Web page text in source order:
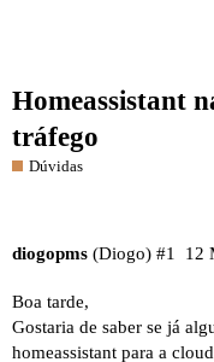
Homeassistant
tráfego
Dúvidas
diogopms (Diogo) 12
#1
Boa tarde,
Gostaria de saber se já
homeassistant para a